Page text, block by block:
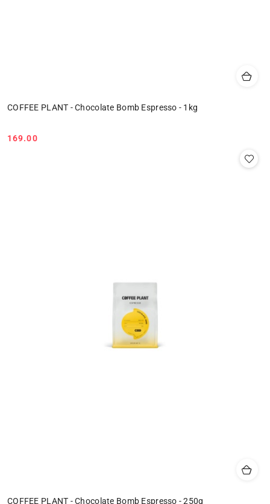
COFFEE PLANT - Chocolate Bomb Espresso - 1kg
Cena:
169.00
COFFEE PLANT - Chocolate Bomb Espresso - 250g